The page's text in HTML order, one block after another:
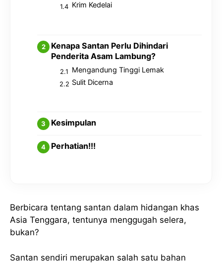
Krim Kedelai
Kenapa Santan Perlu Dihindari
Penderita Asam Lambung?
Mengandung Tinggi Lemak
Sulit Dicerna
Kesimpulan
Perhatian!!!
Berbicara tentang santan dalam hidangan khas
Asia Tenggara, tentunya menggugah selera,
bukan?
Santan sendiri merupakan salah satu bahan